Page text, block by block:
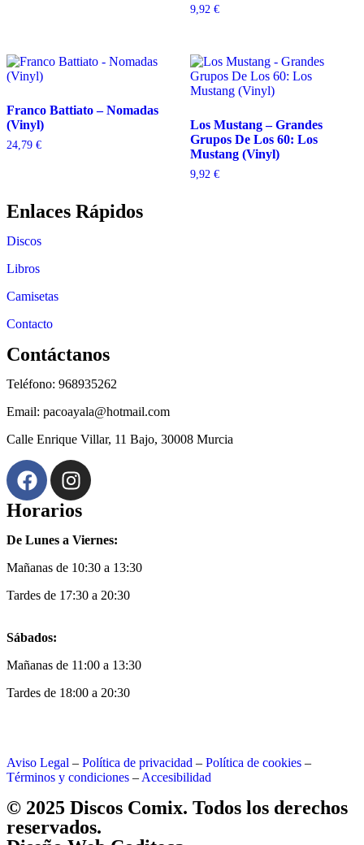
9,92 €
Franco Battiato – Nomadas
(Vinyl)
24,79 €
Los Mustang – Grandes
Grupos De Los 60: Los
Mustang (Vinyl)
9,92 €
Enlaces Rápidos
Discos
Libros
Camisetas
Contacto
Contáctanos
Teléfono: 968935262
Email: pacoayala@hotmail.com
Calle Enrique Villar, 11 Bajo, 30008 Murcia
Horarios
De Lunes a Viernes:
Mañanas de 10:30 a 13:30
Tardes de 17:30 a 20:30
Sábados:
Mañanas de 11:00 a 13:30
Tardes de 18:00 a 20:30
Aviso Legal – Política de privacidad – Política de cookies –
Términos y condiciones – Accesibilidad
© 2025 Discos Comix. Todos los derechos
reservados.